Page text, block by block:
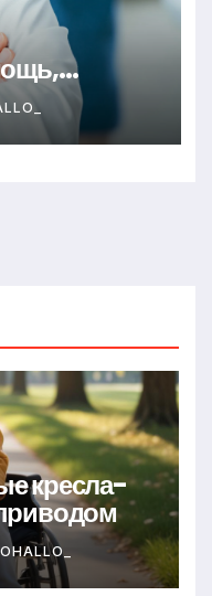
кресла-